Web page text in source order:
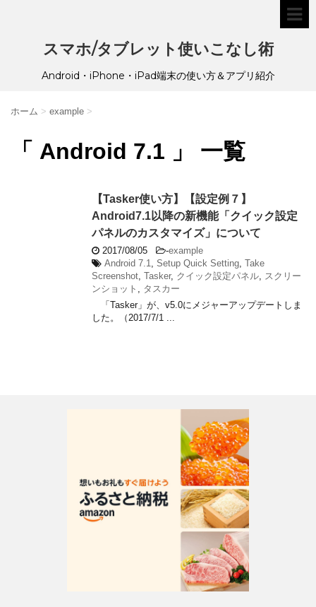
スマホ/タブレット使いこなし術
Android・iPhone・iPad端末の使い方＆アプリ紹介
ホーム > example >
「 Android 7.1 」 一覧
【Tasker使い方】【設定例７】
Android7.1以降の新機能「クイック設定
パネルのカスタマイズ」について
2017/08/05 -example
Android 7.1
Setup Quick Setting Take
Screenshot Tasker, クイック設定パネル
スクリー
ンショット
タスカー
「Tasker」が、v5.0にメジャーアップデートしま
した。（2017/7/1 ...